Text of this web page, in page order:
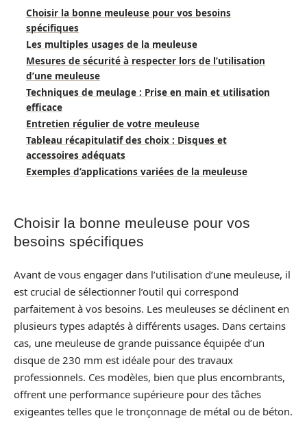
Choisir la bonne meuleuse pour vos besoins
spécifiques
Les multiples usages de la meuleuse
Mesures de sécurité à respecter lors de l’utilisation
d’une meuleuse
Techniques de meulage : Prise en main et utilisation
efficace
Entretien régulier de votre meuleuse
Tableau récapitulatif des choix : Disques et
accessoires adéquats
Exemples d’applications variées de la meuleuse
Choisir la bonne meuleuse pour vos
besoins spécifiques
Avant de vous engager dans l’utilisation d’une meuleuse, il
est crucial de sélectionner l’outil qui correspond
parfaitement à vos besoins. Les meuleuses se déclinent en
plusieurs types adaptés à différents usages. Dans certains
cas, une meuleuse de grande puissance équipée d’un
disque de 230 mm est idéale pour des travaux
professionnels. Ces modèles, bien que plus encombrants,
offrent une performance supérieure pour des tâches
exigeantes telles que le tronçonnage de métal ou de béton.